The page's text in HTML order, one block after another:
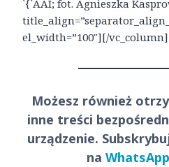
`{`AAI; fot. Agnieszka
el_width=”100″][/
Możesz również
inne treści
urządzenie.
na